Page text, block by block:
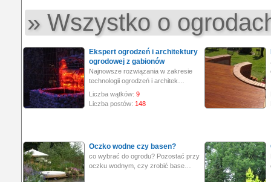
» Wszystko o
Ekspert ogrodzeń i architektury
ogrodowej z gabionów
Najnowsze rozwiązania w zakresie
technologii ogrodzeń i architek…
Liczba wątków: 9
Liczba postów: 148
Oczko wodne czy basen?
co wybrać do ogrodu? Pozostać przy
oczku wodnym, czy zrobić base…